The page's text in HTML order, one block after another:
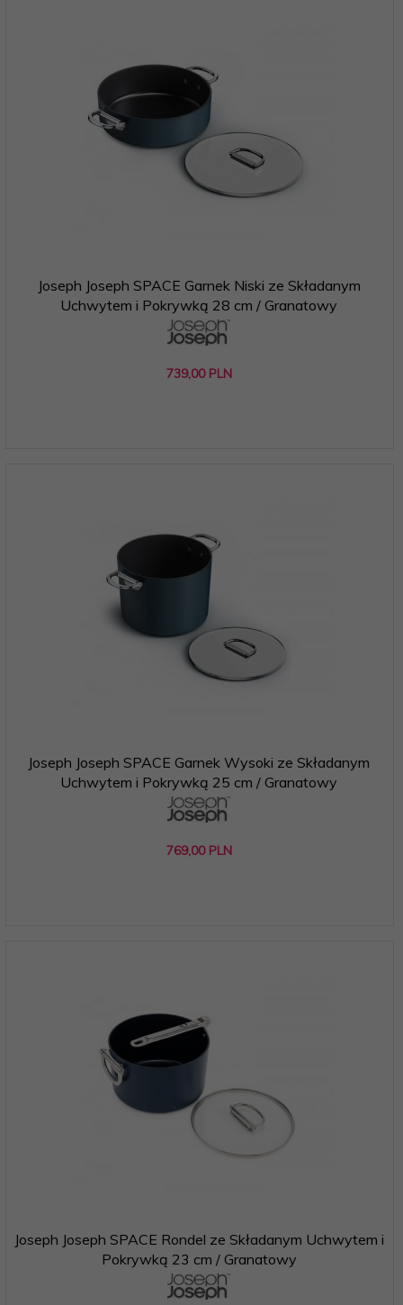
Joseph Joseph SPACE Garnek Niski ze Składanym
Uchwytem i Pokrywką 28 cm / Granatowy
739,00 PLN
Joseph Joseph SPACE Garnek Wysoki ze Składanym
Uchwytem i Pokrywką 25 cm / Granatowy
769,00 PLN
Joseph Joseph SPACE Rondel ze Składanym Uchwytem i
Pokrywką 23 cm / Granatowy